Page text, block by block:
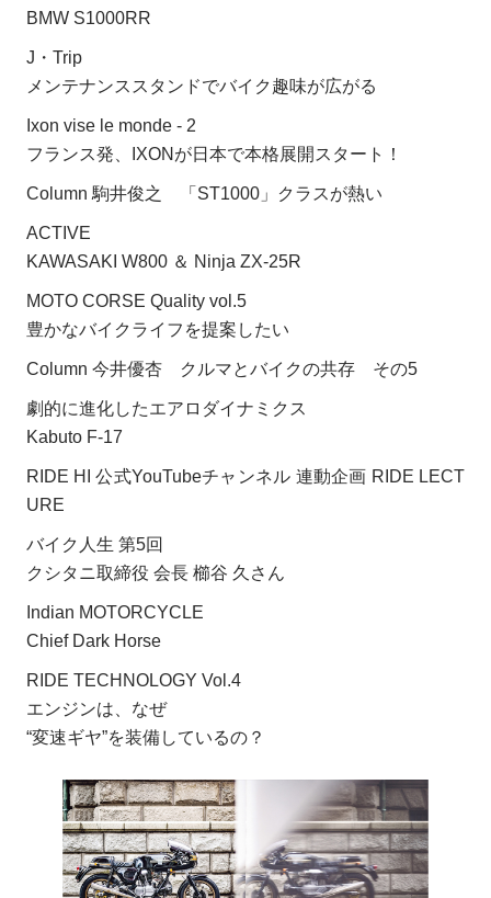
BMW S1000RR
J・Trip
メンテナンススタンドでバイク趣味が広がる
Ixon vise le monde - 2
フランス発、IXONが日本で本格展開スタート！
Column 駒井俊之 「ST1000」クラスが熱い
ACTIVE
KAWASAKI W800 ＆ Ninja ZX-25R
MOTO CORSE Quality vol.5
豊かなバイクライフを提案したい
Column 今井優杏 クルマとバイクの共存 その5
劇的に進化したエアロダイナミクス
Kabuto F-17
RIDE HI 公式YouTubeチャンネル 連動企画 RIDE LECT
URE
バイク人生 第5回
クシタニ取締役 会長 櫛谷 久さん
Indian MOTORCYCLE
Chief Dark Horse
RIDE TECHNOLOGY Vol.4
エンジンは、なぜ
“変速ギヤ”を装備しているの？